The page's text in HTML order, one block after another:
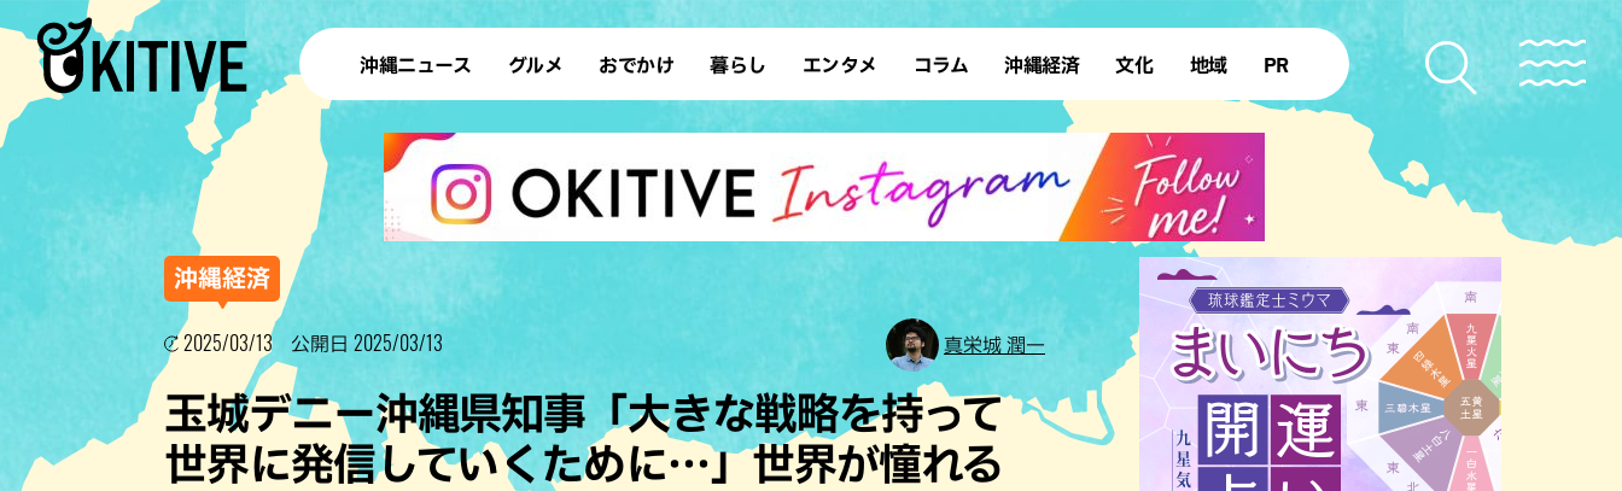
沖縄ニュース グルメ
ラーメン 沖縄そば
テイクアウト カフェ
すし・魚料理 和食・日本料理
ステーキ・焼肉 焼鳥・串料理
その他の肉料理 居酒屋・バー
おでかけ
デート ドライブ
散歩 ソロ活
サウナ 公園
沖縄の海
暮らし
レシピ SDGs
ファッション ローカルニュース
沖縄移住 沖縄旧暦行事
エンタメ
スポーツ 占い
タレント・芸人 テレビ
コラム 沖縄経済 文化
復帰50年
地域
本島北部
本島南部 先島諸島
北部離島
PR
沖縄経済
2025/03/13 公開日 2025/03/13 真栄城 潤一
玉城デニー沖縄県知事「大きな戦略を持って
世界に発信していくために…」世界が憧れる